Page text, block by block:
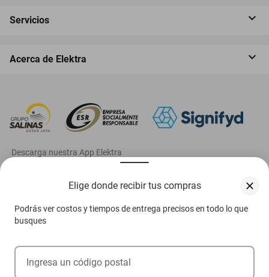
Elige donde recibir tus compras
Podrás ver costos y tiempos de entrega precisos en todo lo que
busques
Ingresa un código postal
Servicios
Acerca de Elektra
‎ Descarga nuestra App Elektra
Aviso de privacidad
Condiciones Venta Digital